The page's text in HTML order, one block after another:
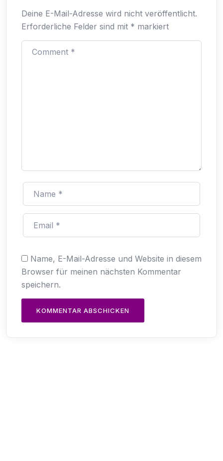
Deine E-Mail-Adresse wird nicht veröffentlicht.
Erforderliche Felder sind mit * markiert
Name, E-Mail-Adresse und Website in diesem
Browser für meinen nächsten Kommentar
speichern.